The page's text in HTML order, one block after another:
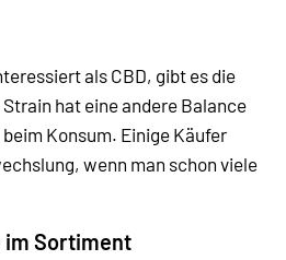
als CBD, gibt es die
Strain hat eine andere Balance
Konsum. Einige Käufer
wenn man schon viele
im Sortiment